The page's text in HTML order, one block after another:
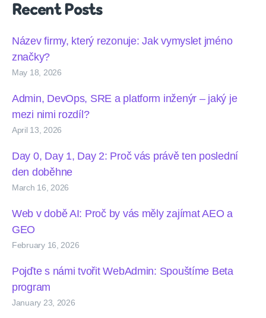
Recent Posts
Název firmy, který rezonuje: Jak vymyslet jméno
značky?
May 18, 2026
Admin, DevOps, SRE a platform inženýr – jaký je
mezi nimi rozdíl?
April 13, 2026
Day 0, Day 1, Day 2: Proč vás právě ten poslední
den doběhne
March 16, 2026
Web v době AI: Proč by vás měly zajímat AEO a
GEO
February 16, 2026
Pojďte s námi tvořit WebAdmin: Spouštíme Beta
program
January 23, 2026